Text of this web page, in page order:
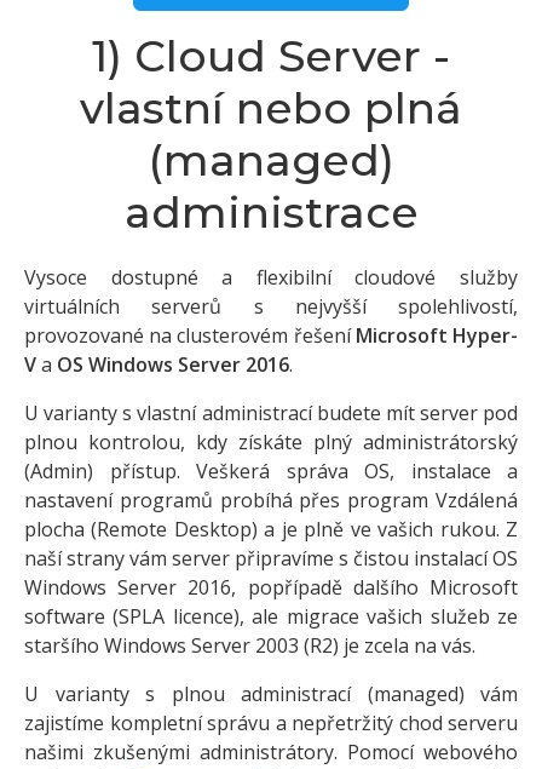
1) Cloud Server -
vlastní nebo plná
(managed)
administrace
Vysoce dostupné a flexibilní cloudové služby
virtuálních serverů s nejvyšší spolehlivostí,
provozované na clusterovém řešeníMicrosoft Hyper-
Va OS Windows Server 2016.
U varianty s vlastní administrací budete mít server pod
plnou kontrolou, kdy získáte plný administrátorský
(Admin) přístup. Veškerá správa OS, instalace a
nastavení programů probíhá přes program Vzdálená
plocha (Remote Desktop) a je plně ve vašich rukou. Z
naší strany vám server připravíme s čistou instalací OS
Windows Server 2016, popřípadě dalšího Microsoft
software (SPLA licence), ale migrace vašich služeb ze
staršího Windows Server 2003 (R2) je zcela na vás.
U varianty s plnou administrací (managed) vám
zajistíme kompletní správu a nepřetržitý chod serveru
našimi zkušenými administrátory. Pomocí webového